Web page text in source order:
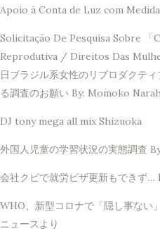
Apoio à Conta de Luz com
Solicitação De Pesquisa Sobre 「
Reprodutiva / Direitos Das
日ブラジル系女性のリプロダクテ
る調査のお願い By: Momoko
DJ tony mega all mix Shizuoka
外国人児童の学習状況の実態調査
会社クビで就労ビザ更新もできず…
WHO、新型コロナで「隠し事ない
ニュースより